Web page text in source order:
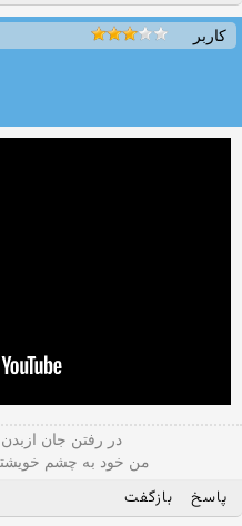
کاربر
در رفتن جان
من خود به چشم
پاسخ بازگفت